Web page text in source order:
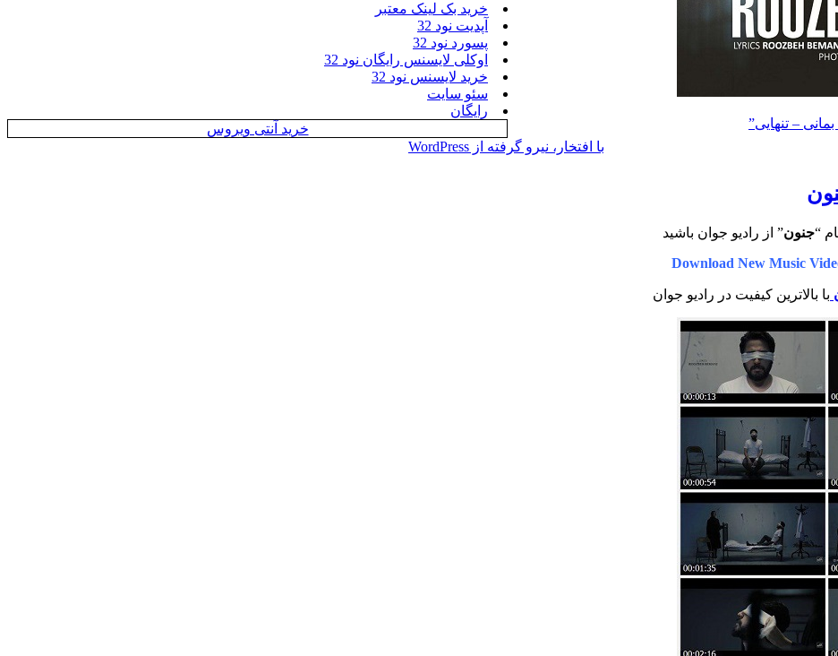
– تنهایی”
“جنون” از رادیو جوان باشید
Download New Music
با بالاترین کیفیت در رادیو جوان
خرید بک لینک معتبر
آپدیت نود 32
پسورد نود 32
اوکلی لایسنس رایگان نود 32
خرید لایسنس نود 32
سئو سایت
رایگان
خرید آنتی ویروس
با افتخار، نیرو گرفته از WordPress